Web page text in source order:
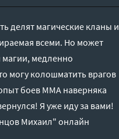
делят магические кланы и
всеми. Но может
магии, медленно
могу колошматить врагов
боев ММА наверняка
Я уже иду за вами!
Михаил" онлайн